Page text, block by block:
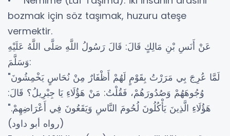
bozmak için söz taşımak, huzuru ateşe
vermektir.
عَنْ أَنَسِ بْنِ مَالِكٍ قَالَ: قَالَ رَسُولُ اللَّهِ صَلَّى اللَّهُ عَلَيْهِ
وَسَلَّمَ:
"لَمَّا عُرِجَ بِي مَرَرْتُ بِقَوْمٍ لَهُمْ أَظْفَارٌ مِنْ نُحَاسٍ يَخْمِشُونَ
وُجُوهَهُمْ وَصُدُورَهُمْ، فَقُلْتُ: مَنْ هَؤُلَاءِ يَا جِبْرِيلُ؟ قَالَ:
هَؤُلَاءِ الَّذِينَ يَأْكُلُونَ لُحُومَ النَّاسِ وَيَقَعُونَ فِي أَعْرَاضِهِمْ."
(رواه أبو داود)